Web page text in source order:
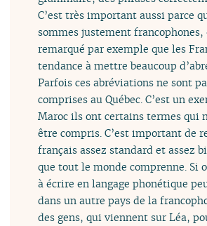
C’est très important aussi parce
sommes justement francophones,
remarqué par exemple que les
tendance à mettre beaucoup
Parfois ces abréviations ne sont
comprises au Québec. C’est un
Maroc ils ont certains termes qui
être compris. C’est important de
français assez standard et assez
que tout le monde comprenne. Si
à écrire en langage phonétique
dans un autre pays de la
des gens, qui viennent sur Léa,